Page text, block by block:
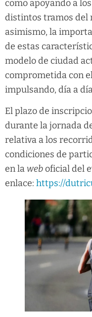
como apoyando a
distintos tramos del
asimismo, la
de estas
modelo de ciudad
comprometida con
impulsando, día a
El plazo de
durante la jornada
relativa a los
condiciones de
en laweb oficial del
enlace: https://